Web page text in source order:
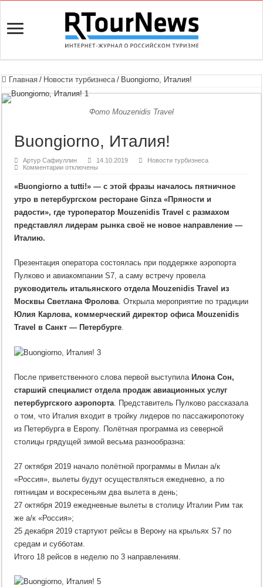
Главная / Новости турбизнеса / Buongiorno, Италия!
Фото Mouzenidis Travel
Buongiorno, Италия!
Артур Сафиуллин 14.10.2019
Новости турбизнеса
Комментариик
Италия!
отключены
«Buongiorno a tutti!» — с этой фразы началось пятничное
утро в петербургском ресторане Ginza «Пряности и
радости», где туроператор Mouzenidis Travel с размахом
представлял лидерам рынка своё не новое направление —
Италию.
Презентация оператора состоялась при поддержке аэропорта
Пулково и авиакомпании S7, а саму встречу провела
руководитель итальянского отдела Mouzenidis Travel из
Москвы Светлана Фролова. Открыла мероприятие по традиции
Юлия Карлова, коммерческий директор офиса Mouzenidis
Travel в Санкт — Петербурге.
После приветственного слова первой выступилаИлона Сон,
старший специалист отдела продаж авиационных услуг
петербургского аэропорта . Представитель Пулково рассказала
о том, что Италия входит в тройку лидеров по пассажиропотоку
из Петербурга в Европу. Полётная программа из северной
столицы грядущей зимой весьма разнообразна:
27 октября 2019 начало полётной программы в Милан а/к
«Россия», вылеты будут осуществляться ежедневно, а по
пятницам и воскресеньям два вылета в день;
27 октября 2019 ежедневные вылеты в столицу Италии Рим так
же а/к «Россия»;
25 декабря 2019 стартуют рейсы в Верону на крыльях S7 по
средам и субботам.
Итого 18 рейсов в неделю по 3 направлениям.